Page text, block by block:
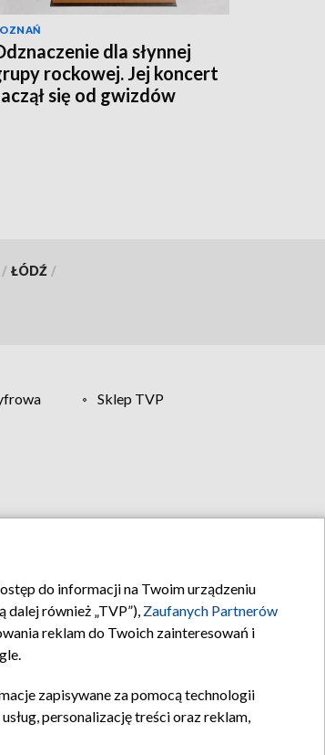
dla słynnej
rockowej. Jej koncert
się od gwizdów
/ ŁÓDŹ /
Sklep TVP
do informacji na Twoim urządzeniu
również „TVP”), Zaufanych Partnerów
reklam do Twoich zainteresowań i
zapisywane za pomocą technologii
personalizację treści oraz reklam,